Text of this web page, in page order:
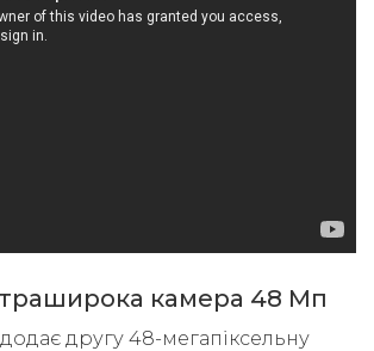
камера 48 Мп
другу 48-мегапіксельну